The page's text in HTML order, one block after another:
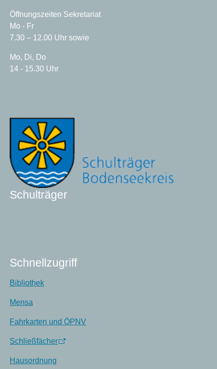
Öffnungszeiten Sekretariat
Mo - Fr
7.30 – 12.00 Uhr sowie
Mo, Di, Do
14 - 15.30 Uhr
Schulträger
Schnellzugriff
Bibliothek
Mensa
Fahrkarten und ÖPNV
Schließfächer
Hausordnung